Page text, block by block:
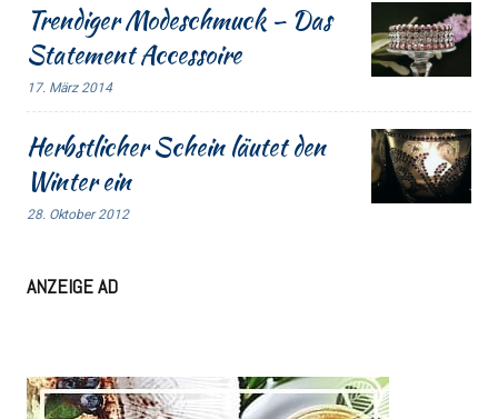
Trendiger Modeschmuck – Das
Statement Accessoire
17. März 2014
Herbstlicher Schein läutet den
Winter ein
28. Oktober 2012
ANZEIGE AD